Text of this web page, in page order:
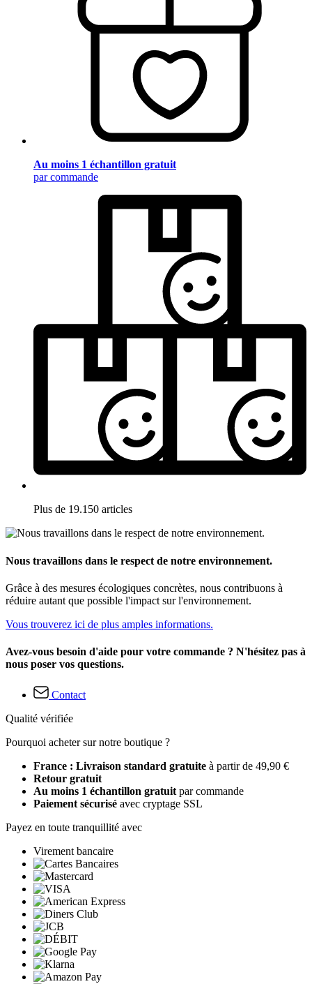
Au moins 1 échantillon gratuit
par commande
Plus de 19.150 articles
Nous travaillons dans le respect de notre environnement.
Grâce à des mesures écologiques concrètes, nous contribuons à
réduire autant que possible l'impact sur l'environnement.
Vous trouverez ici de plus amples informations.
Avez-vous besoin d'aide pour votre commande ? N'hésitez pas à
nous poser vos questions.
Contact
Qualité vérifiée
Pourquoi acheter sur notre boutique ?
France : Livraison standard gratuite à partir de 49,90 €
Retour gratuit
Au moins 1 échantillon gratuit par commande
Paiement sécurisé avec cryptage SSL
Payez en toute tranquillité avec
Virement bancaire